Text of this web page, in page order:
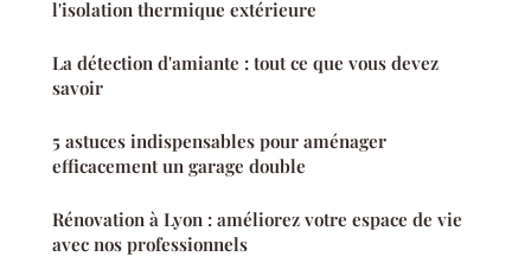
l'isolation thermique extérieure
La détection d'amiante : tout ce que vous devez
savoir
5 astuces indispensables pour aménager
efficacement un garage double
Rénovation à Lyon : améliorez votre espace de vie
avec nos professionnels